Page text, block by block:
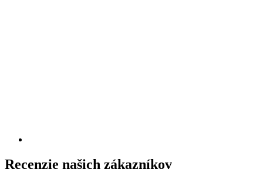
Recenzie našich zákazníkov